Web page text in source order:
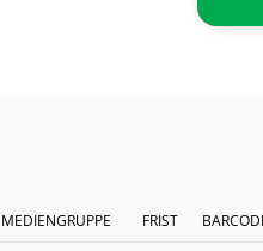
MEDIENGRUPPE FRIST